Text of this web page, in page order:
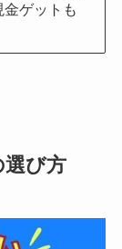
ゲットも
選び方